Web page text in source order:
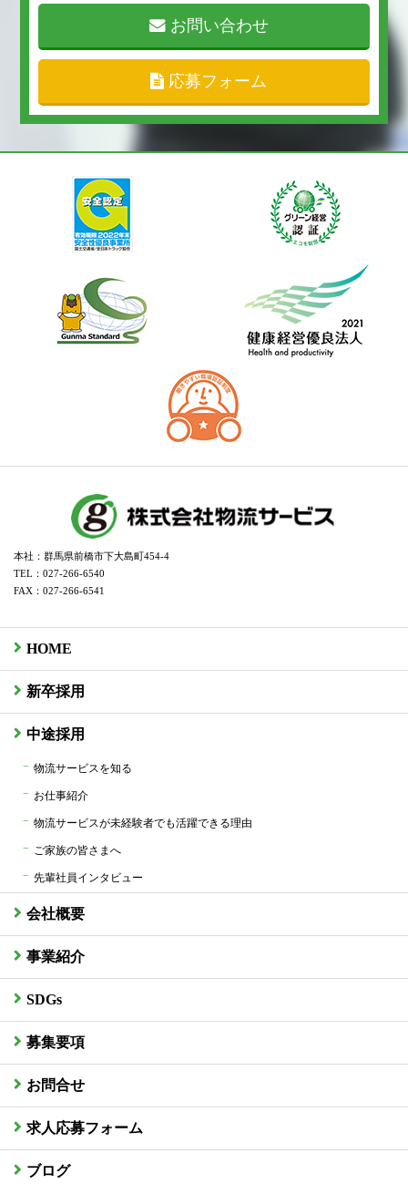
お問い合わせ
応募フォーム
本社：群馬県前橋市下大島町454-4
TEL：027-266-6540
FAX：027-266-6541
HOME
新卒採用
中途採用
物流サービスを知る
お仕事紹介
物流サービスが未経験者でも活躍できる理由
ご家族の皆さまへ
先輩社員インタビュー
会社概要
事業紹介
SDGs
募集要項
お問合せ
求人応募フォーム
ブログ